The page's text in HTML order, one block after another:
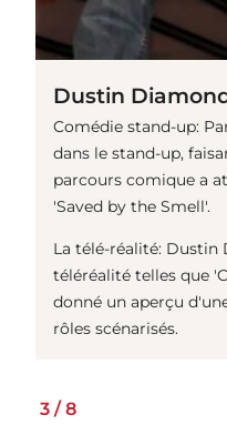
Dustin
Comédie stand-up:
dans le stand-up,
parcours comique a
'Saved by the Smell'.
La télé-réalité: Dustin
téléréalité telles que
donné un aperçu
rôles scénarisés.
3 / 8